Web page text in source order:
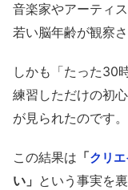
音楽家やアーティ
若い脳年齢が観察さ
しかも「たった30
練習しただけの初
が見られたのです。
この結果は 「クリ
い」 という事実を